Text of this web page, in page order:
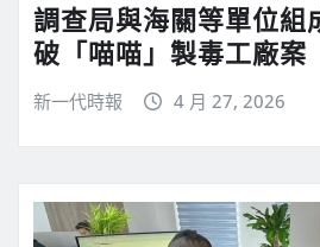
調查局與海關等單位組
破「喵喵」製毒工廠案
新一代時報 4 月 27, 2026